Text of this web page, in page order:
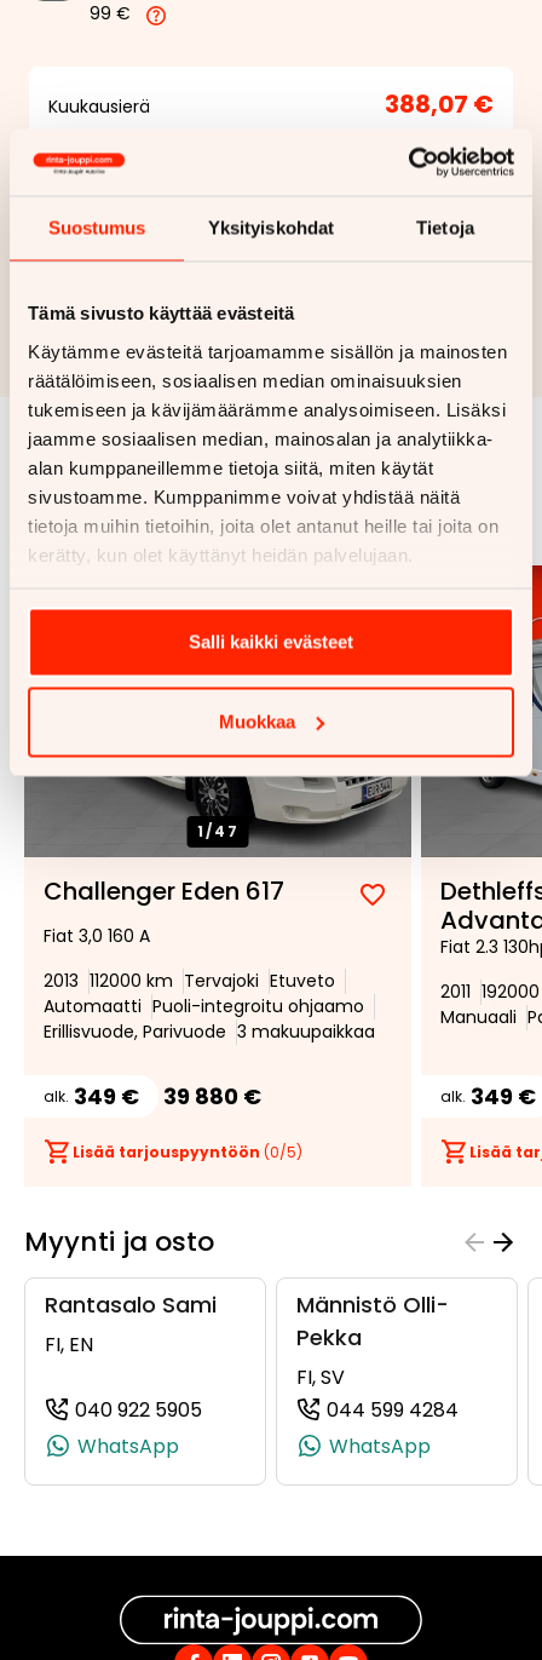
Suostumus Yksityiskohdat Tietoja
Tämä sivusto käyttää evästeitä
Käytämme evästeitä tarjoamamme sisällön ja mainosten
räätälöimiseen, sosiaalisen median ominaisuuksien
tukemiseen ja kävijämäärämme analysoimiseen. Lisäksi
jaamme sosiaalisen median, mainosalan ja analytiikka-
alan kumppaneillemme tietoja siitä, miten käytät
sivustoamme. Kumppanimme voivat yhdistää näitä
tietoja muihin tietoihin, joita olet antanut heille tai joita on
kerätty, kun olet käyttänyt heidän palvelujaan.
Salli kaikki evästeet
Muokkaa
99 €
Kuukausierä 388,07 €
Haluan myös tarjouksen vakuutuksesta
luottopäätöksen ja kaskovakuutuksen.
Samankaltaisia ajoneuvoja
Katso kaikki
1/47
Challenger Eden 617
Lisää
suosikiksi
Poista
suosikeista
Fiat 3,0 160 A
2013 112000 km Tervajoki Etuveto
Automaatti Puoli-integroitu ohjaamo
Erillisvuode, Parivuode 3 makuupaikkaa
alk. 349 € 39 880 €
Lisää tarjouspyyntöön (0/5)
Fiat 2.3
2011
Manuaali
alk. 349 €
Lisää
Myynti ja osto
Rantasalo Sami
FI, EN
040 922 5905
(+358409225905, 0409225905,
WhatsApp
Männistö Olli-
Pekka
FI, SV
044 599 4284
WhatsApp